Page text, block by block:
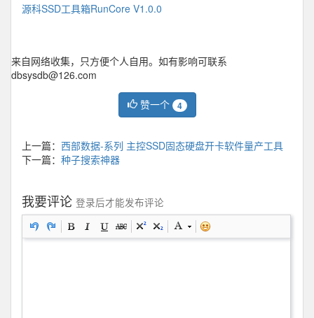
源科SSD工具箱RunCore V1.0.0
来自网络收集，只方便个人自用。如有影响可联系
dbsysdb@126.com
赞一个 4
上一篇： 西部数据-系列 主控SSD固态硬盘开卡软件量产工具
下一篇： 种子搜索神器
我要评论 登录后才能发布评论